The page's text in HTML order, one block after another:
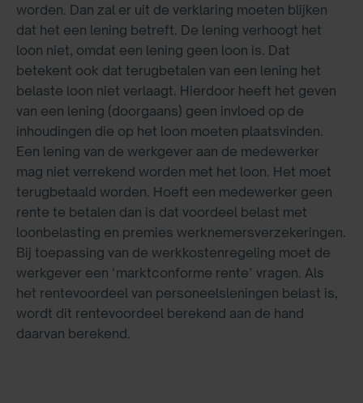
worden. Dan zal er uit de verklaring moeten blijken
dat het een lening betreft. De lening verhoogt het
loon niet, omdat een lening geen loon is. Dat
betekent ook dat terugbetalen van een lening het
belaste loon niet verlaagt. Hierdoor heeft het geven
van een lening (doorgaans) geen invloed op de
inhoudingen die op het loon moeten plaatsvinden.
Een lening van de werkgever aan de medewerker
mag niet verrekend worden met het loon. Het moet
terugbetaald worden. Hoeft een medewerker geen
rente te betalen dan is dat voordeel belast met
loonbelasting en premies werknemersverzekeringen.
Bij toepassing van de werkkostenregeling moet de
werkgever een ‘marktconforme rente’ vragen. Als
het rentevoordeel van personeelsleningen belast is,
wordt dit rentevoordeel berekend aan de hand
daarvan berekend.